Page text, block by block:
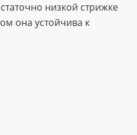
низкой стрижке
она устойчива к